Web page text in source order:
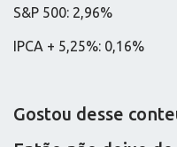
S&P 500: 2,96%
IPCA + 5,25%: 0,16%
Gostou desse